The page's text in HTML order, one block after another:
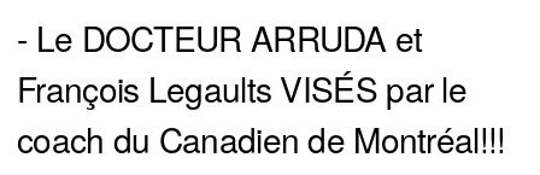
- Le DOCTEUR ARRUDA et
François Legaults VISÉS par le
coach du Canadien de Montréal!!!